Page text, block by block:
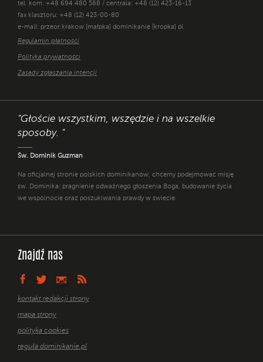
tel. kom. +48 694 480 588 / centrala: +48 (12) 423-16-13
fax klasztoru: +48 (12) 423-00-80
e-mail: przeor.krakow [małpka] dominikanie [kropka] pl
Regulamin płatności
Polityka prywatności
Zasady zgłaszania intencji
"Głoście wszystkim, wszędzie i na wszelkie
sposoby. "
Św. Dominik Guzman
Na oficjalnej stronie polskich dominikanów, chcemy podejmować misję
św. Dominika: pragnienie odważnego głoszenia Boga, budowanie życia
we wspólnocie oraz poszukiwania prawdy w świecie.
Znajdź nas
kontakt redakcji strony
mapa strony
polityka cookies
reguła dominikanie.pl